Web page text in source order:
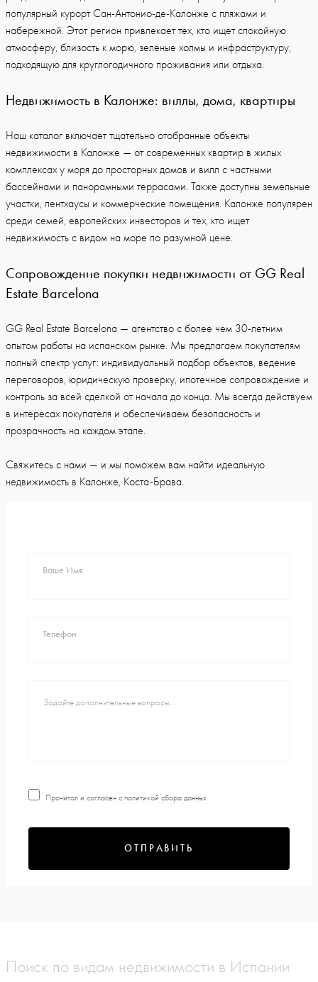
популярный курорт Сан-Антонио-де-Калонже с пляжами и
набережной. Этот регион привлекает тех, кто ищет спокойную
атмосферу, близость к морю, зелёные холмы и инфраструктуру,
подходящую для круглогодичного проживания или отдыха.
Недвижимость в Калонже: виллы, дома, квартиры
Наш каталог включает тщательно отобранные объекты
недвижимости в Калонже — от современных квартир в жилых
комплексах у моря до просторных домов и вилл с частными
бассейнами и панорамными террасами. Также доступны земельные
участки, пентхаусы и коммерческие помещения. Калонже популярен
среди семей, европейских инвесторов и тех, кто ищет
недвижимость с видом на море по разумной цене.
Сопровождение покупки недвижимости от GG Real
Estate Barcelona
GG Real Estate Barcelona — агентство с более чем 30-летним
опытом работы на испанском рынке. Мы предлагаем покупателям
полный спектр услуг: индивидуальный подбор объектов, ведение
переговоров, юридическую проверку, ипотечное сопровождение и
контроль за всей сделкой от начала до конца. Мы всегда действуем
в интересах покупателя и обеспечиваем безопасность и
прозрачность на каждом этапе.
Свяжитесь с нами — и мы поможем вам найти идеальную
недвижимость в Калонже, Коста-Брава.
Ваше Имя
Телефон
Прочитал и согласен с политикой сбора данных
ОТПРАВИТЬ
Поиск по видам недвижимости в Испании